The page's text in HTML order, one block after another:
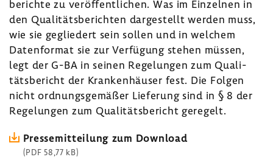
be­richte zu veröf­fent­li­chen. Was im Einzelnen in
den Quali­täts­be­richten darge­stellt werden muss,
wie sie geglie­dert sein sollen und in welchem
Daten­format sie zur Verfü­gung stehen müssen,
legt der G-BA in seinen Rege­lungen zum Quali­
täts­be­richt der Kran­ken­häuser fest. Die Folgen
nicht ordnungs­ge­mäßer Liefe­rung sind in § 8 der
Rege­lungen zum Quali­täts­be­richt gere­gelt.
Pres­se­mit­tei­lung zum Down­load
(PDF 58,77 kB)